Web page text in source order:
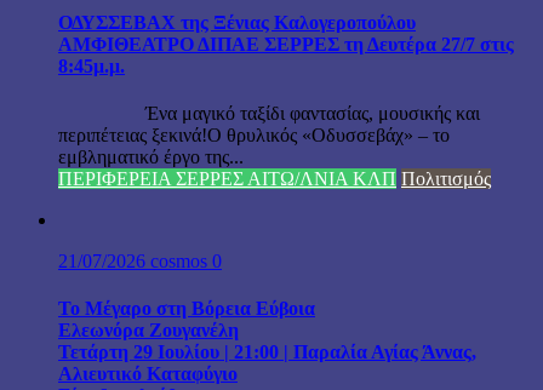
ΟΔΥΣΣΕΒΑΧ της Ξένιας Καλογεροπούλου
ΑΜΦΙΘΕΑΤΡΟ ΔΙΠΑΕ ΣΕΡΡΕΣ τη Δευτέρα 27/7 στις
8:45μ.μ.
Ένα μαγικό ταξίδι φαντασίας, μουσικής και
περιπέτειας ξεκινά!Ο θρυλικός «Οδυσσεβάχ» – το
εμβληματικό έργο της...
ΠΕΡΙΦΕΡΕΙΑ ΣΕΡΡΕΣ ΑΙΤΩ/ΛΝΙΑ ΚΛΠ Πολιτισμός
21/07/2026 cosmos 0
Το Μέγαρο στη Βόρεια Εύβοια
Ελεωνόρα Ζουγανέλη
Τετάρτη 29 Ιουλίου | 21:00 | Παραλία Αγίας Άννας,
Αλιευτικό Καταφύγιο